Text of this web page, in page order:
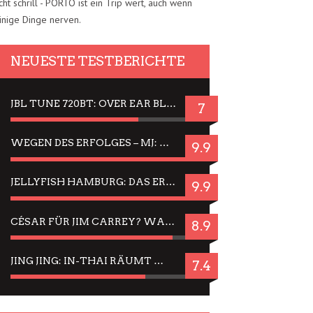
schrill - PORTO ist ein Trip wert, auch wenn
Dinge nerven.
NEUESTE TESTBERICHTE
JBL TUNE 720BT: OVER EAR BLUETOOTH KOPFHÖRER UM DIE 50,-€ IM DAUER-TEST 7
WEGEN DES ERFOLGES – MJ: MICHAEL JACKSON MUSICAL IN EINER MATINEE SEHEN 9.9
JELLYFISH HAMBURG: DAS ERFOLGREICHE SOMMER-MENÜ 2025 IN GEFÜHLEN UND BILDERN 9.9
CÉSAR FÜR JIM CARREY? WARUM DAS EINER DER NERVIGSTEN ACTORS IST UND BLEIBT 8.9
JING JING: IN-THAI RÄUMT WIEDER TITEL AB – EIN ZWEI-STUNDEN-ERLEBNISBERICHT 7.4